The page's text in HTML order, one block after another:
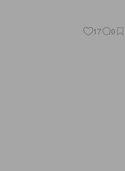
17 0